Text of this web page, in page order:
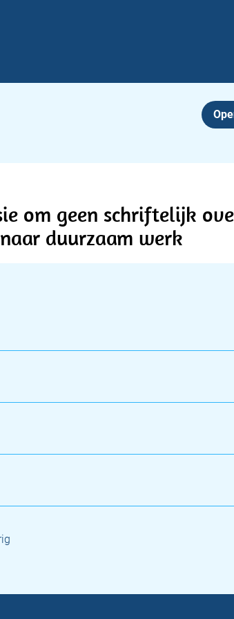
om geen schriftelijk
duurzaam werk